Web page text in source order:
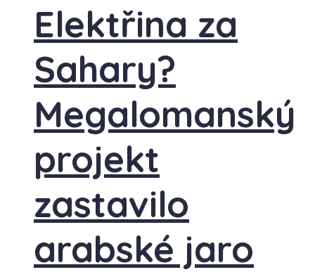
Elektřina za
Sahary?
Megalomanský
projekt
zastavilo
arabské jaro